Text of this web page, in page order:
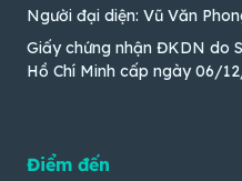
Người đại diện: Vũ Văn
Giấy chứng nhận ĐKDN do
Hồ Chí Minh cấp ngày 06/
Điểm đến